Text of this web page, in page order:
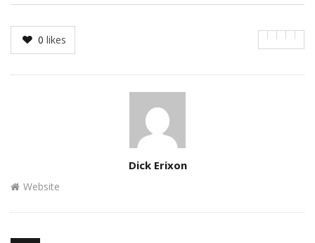
0 likes
Dick Erixon
Website